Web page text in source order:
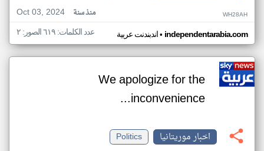
Oct 03, 2024
منذ سنة WH28AH
اندبندنت عربية• independentarabia.com عدد الكلمات: ٦١٩ الصور: ٢
We apologize for the
inconvenience...
اخبار موريتانيا
Politics